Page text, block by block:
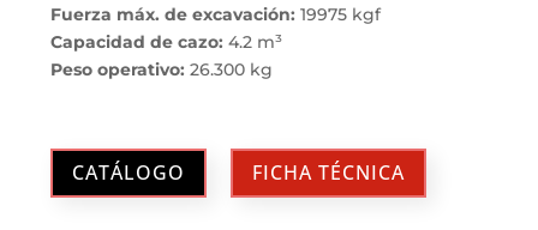
Fuerza máx. de excavación: 19975 kgf
Capacidad de cazo: 4.2 m³
Peso operativo: 26.300 kg
CATÁLOGO FICHA TÉCNICA